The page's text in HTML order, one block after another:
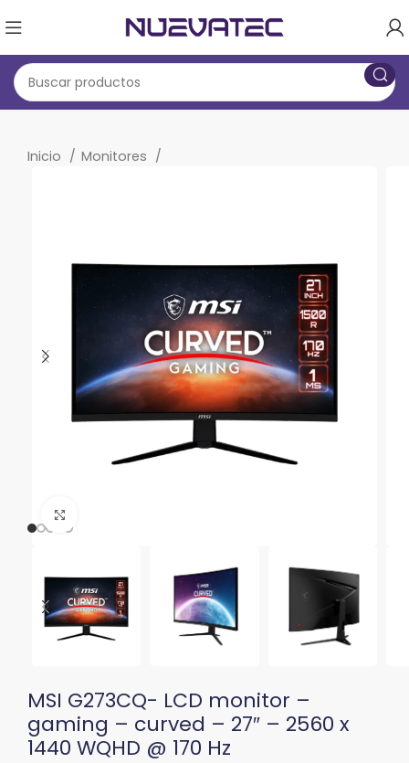
Inicio Monitores
MSI G273CQ- LCD monitor –
gaming – curved – 27″ – 2560 x
1440 WQHD @ 170 Hz